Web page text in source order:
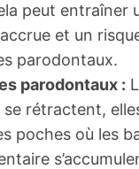
peut entraîner
et un
parodontaux.
parodontaux :
se rétractent,
poches où les